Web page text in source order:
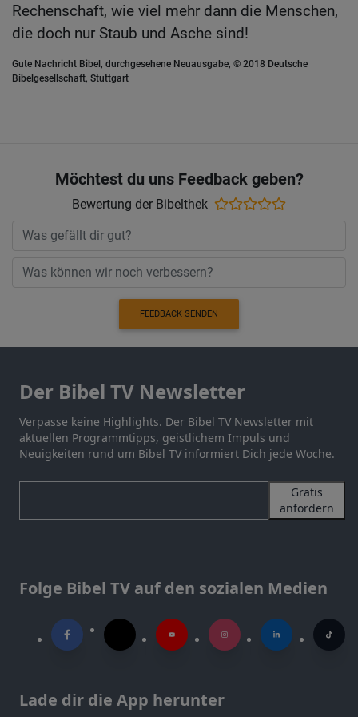
Rechenschaft, wie viel mehr dann die Menschen,
die doch nur Staub und Asche sind!
Gute Nachricht Bibel, durchgesehene Neuausgabe, © 2018 Deutsche
Bibelgesellschaft, Stuttgart
Möchtest du uns Feedback geben?
Bewertung der Bibelthek
FEEDBACK SENDEN
Der Bibel TV Newsletter
Verpasse keine Highlights. Der Bibel TV Newsletter mit
aktuellen Programmtipps, geistlichem Impuls und
Neuigkeiten rund um Bibel TV informiert Dich jede Woche.
Gratis
anfordern
Folge Bibel TV auf den sozialen Medien
Lade dir die App herunter